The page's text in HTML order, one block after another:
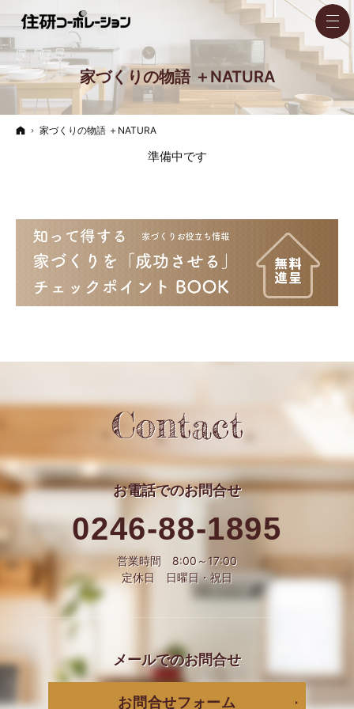
家づくりの物語 ＋NATURA
ホーム
家づくりの物語 ＋NATURA
準備中です
Contact
お電話でのお問合せ
0246-88-1895
営業時間 8:00～17:00
定休日 日曜日・祝日
メールでのお問合せ
お問合せフォーム